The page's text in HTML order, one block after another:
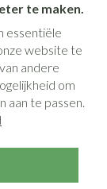
te maken.
essentiële
website te
andere
om
aan te passen.